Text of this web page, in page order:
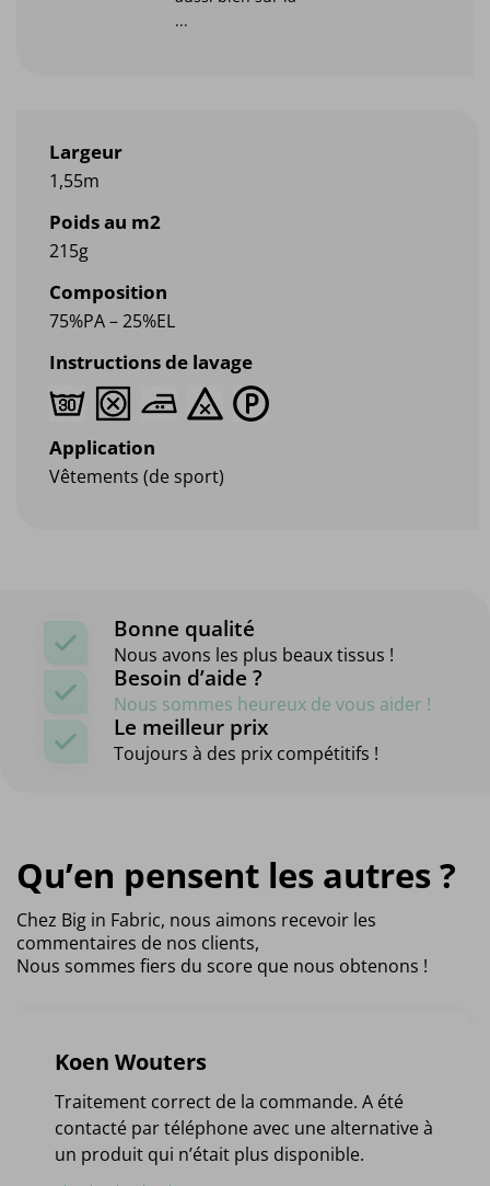
Largeur
1,55m
Poids au m2
215g
Composition
75%PA – 25%EL
Instructions de lavage
Application
Vêtements (de sport)
...
Bonne qualité
Nous avons les plus beaux tissus !
Besoin d’aide ?
Nous sommes heureux de vous aider !
Le meilleur prix
Toujours à des prix compétitifs !
Qu’en pensent les autres ?
Chez Big in Fabric, nous aimons recevoir les
commentaires de nos clients,
Nous sommes fiers du score que nous obtenons !
Koen Wouters
Traitement correct de la commande. A été
contacté par téléphone avec une alternative à
un produit qui n’était plus disponible.